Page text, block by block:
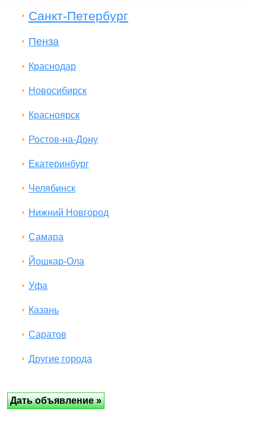
Санкт-Петербург
Пенза
Краснодар
Новосибирск
Красноярск
Ростов-на-Дону
Екатеринбург
Челябинск
Нижний Новгород
Самара
Йошкар-Ола
Уфа
Казань
Саратов
Другие города